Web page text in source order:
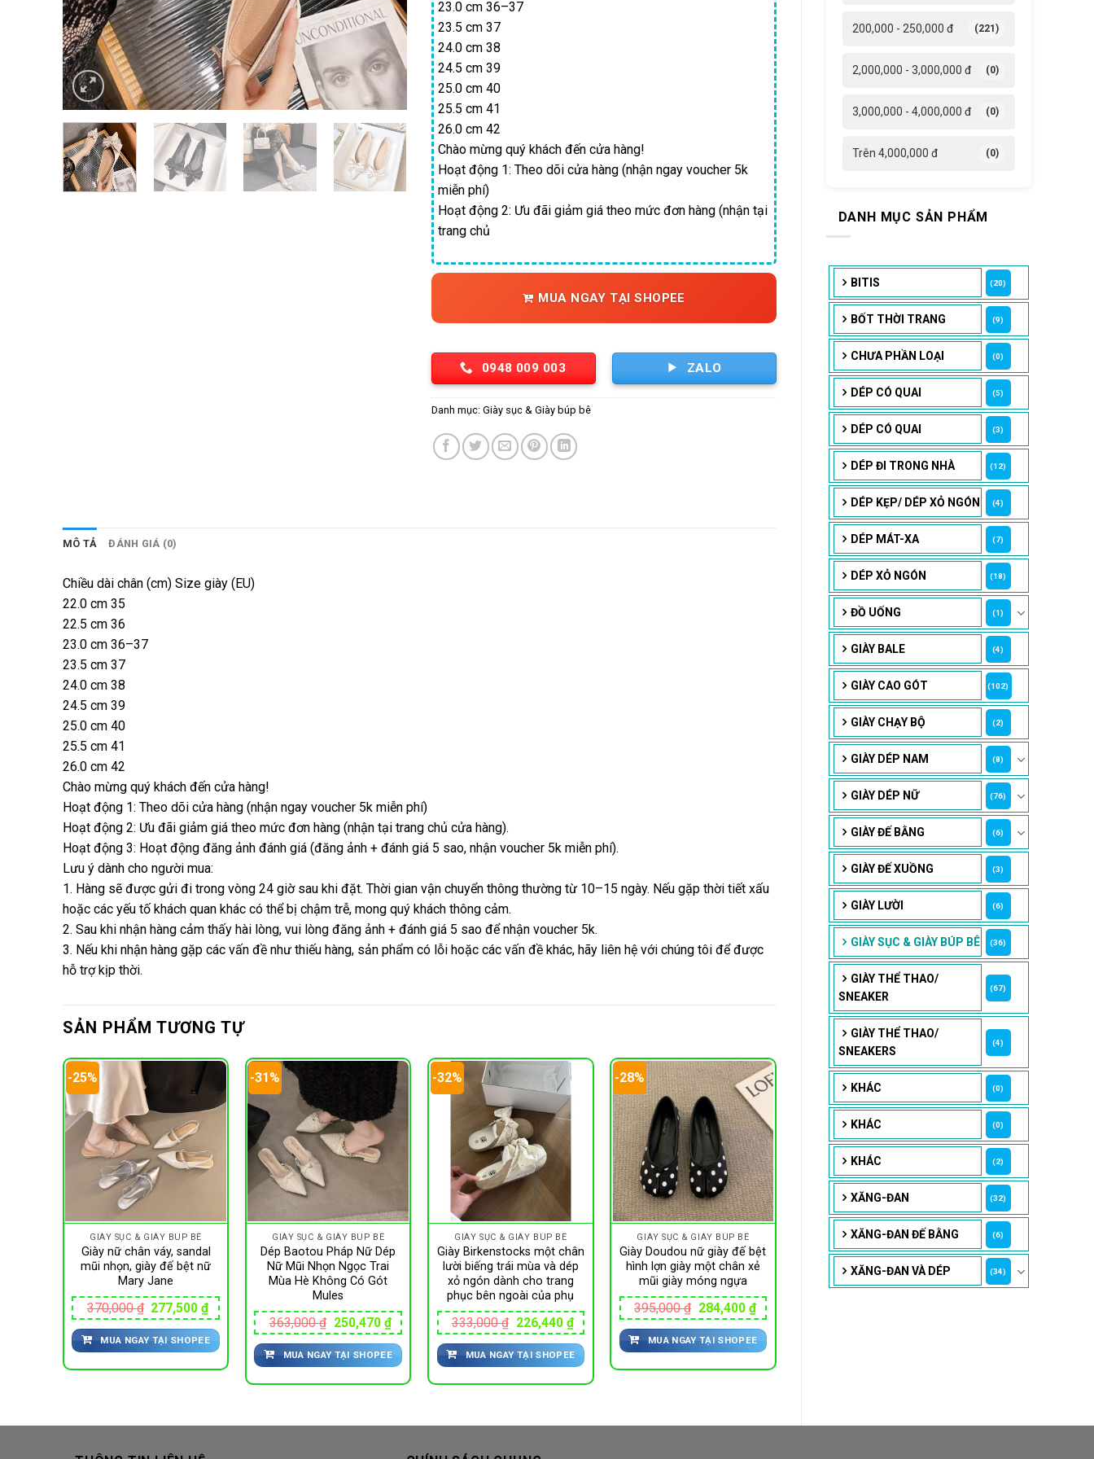
200,000 - 250,000 đ (221)
2,000,000 - 3,000,000 đ (0)
3,000,000 - 4,000,000 đ (0)
Trên 4,000,000 đ (0)
DANH MỤC SẢN PHẨM
BITIS (20)
BỐT THỜI TRANG (9)
CHƯA PHẦN LOẠI (0)
DÉP CÓ QUAI (5)
DÉP CÓ QUAI (3)
DÉP ĐI TRONG NHÀ (12)
DÉP KẸP/ DÉP XỎ NGÓN (4)
DÉP MÁT-XA (7)
DÉP XỎ NGÓN (18)
ĐỒ UỐNG (1)
GIÀY BALE (4)
GIÀY CAO GÓT (102)
GIÀY CHẠY BỘ (2)
GIÀY DÉP NAM (8)
GIÀY DÉP NỮ (76)
GIÀY ĐẾ BẰNG (6)
GIÀY ĐẾ XUỒNG (3)
GIÀY LƯỜI (6)
GIÀY SỤC & GIÀY BÚP BÊ (36)
GIÀY THỂ THAO/
SNEAKER
(67)
GIÀY THỂ THAO/
SNEAKERS
(4)
KHÁC (0)
KHÁC (0)
KHÁC (2)
XĂNG-ĐAN (32)
XĂNG-ĐAN ĐẾ BẰNG (6)
XĂNG-ĐAN VÀ DÉP (34)
23.0 cm 36–37
23.5 cm 37
24.0 cm 38
24.5 cm 39
25.0 cm 40
25.5 cm 41
26.0 cm 42
Chào mừng quý khách đến cửa hàng!
Hoạt động 1: Theo dõi cửa hàng (nhận ngay voucher 5k
miễn phí)
Hoạt động 2: Ưu đãi giảm giá theo mức đơn hàng (nhận tại
trang chủ
MUA NGAY TẠI SHOPEE
0948 009 003 ZALO
Danh mục:Giày sục & Giày búp bê
MÔ TẢ ĐÁNH GIÁ (0)
Chiều dài chân (cm) Size giày (EU)
22.0 cm 35
22.5 cm 36
23.0 cm 36–37
23.5 cm 37
24.0 cm 38
24.5 cm 39
25.0 cm 40
25.5 cm 41
26.0 cm 42
Chào mừng quý khách đến cửa hàng!
Hoạt động 1: Theo dõi cửa hàng (nhận ngay voucher 5k miễn phí)
Hoạt động 2: Ưu đãi giảm giá theo mức đơn hàng (nhận tại trang chủ cửa hàng).
Hoạt động 3: Hoạt động đăng ảnh đánh giá (đăng ảnh + đánh giá 5 sao, nhận voucher 5k miễn phí).
Lưu ý dành cho người mua:
1. Hàng sẽ được gửi đi trong vòng 24 giờ sau khi đặt. Thời gian vận chuyển thông thường từ 10–15 ngày. Nếu gặp thời tiết xấu
hoặc các yếu tố khách quan khác có thể bị chậm trễ, mong quý khách thông cảm.
2. Sau khi nhận hàng cảm thấy hài lòng, vui lòng đăng ảnh + đánh giá 5 sao để nhận voucher 5k.
3. Nếu khi nhận hàng gặp các vấn đề như thiếu hàng, sản phẩm có lỗi hoặc các vấn đề khác, hãy liên hệ với chúng tôi để được
hỗ trợ kịp thời.
SẢN PHẨM TƯƠNG TỰ
-25%
GIÀY SỤC & GIÀY BÚP BÊ
Giày nữ chân váy, sandal
mũi nhọn, giày đế bệt nữ
Mary Jane
370,000₫ Giá
gốc
là:
370,000 ₫.
277,500₫Giá
hiện
tại
là:
277,500 ₫.
MUA NGAY TẠI SHOPEE
-31%
GIÀY SỤC & GIÀY BÚP BÊ
Dép Baotou Pháp Nữ Dép
Nữ Mũi Nhọn Ngọc Trai
Mùa Hè Không Có Gót
Mules
363,000₫ Giá
gốc
là:
363,000 ₫.
250,470 ₫Giá
hiện
tại
là:
250,470 ₫.
MUA NGAY TẠI SHOPEE
-32%
GIÀY SỤC & GIÀY BÚP BÊ
Giày Birkenstocks một chân
lười biếng trái mùa và dép
xỏ ngón dành cho trang
phục bên ngoài của phụ
333,000₫ Giá
gốc
là:
333,000 ₫.
226,440 ₫Giá
hiện
tại
là:
226,440 ₫.
MUA NGAY TẠI SHOPEE
-28%
GIÀY SỤC & GIÀY BÚP BÊ
Giày Doudou nữ giày đế bệt
hình lợn giày một chân xẻ
mũi giày móng ngựa
395,000₫ Giá
gốc
là:
395,000 ₫.
284,400 ₫Giá
hiện
tại
là:
284,400 ₫.
MUA NGAY TẠI SHOPEE
230,100 ₫.